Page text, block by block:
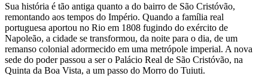
Sua história é tão antiga quanto a do bairro de São Cristóvão,
remontando aos tempos do Império. Quando a família real
portuguesa aportou no Rio em 1808 fugindo do exército de
Napoleão, a cidade se transformou, da noite para o dia, de um
remanso colonial adormecido em uma metrópole imperial. A nova
sede do poder passou a ser o Palácio Real de São Cristóvão, na
Quinta da Boa Vista, a um passo do Morro do Tuiuti.